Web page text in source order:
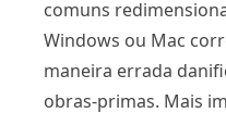
comuns
Windows ou Mac
maneira errada
obras-primas. Mais